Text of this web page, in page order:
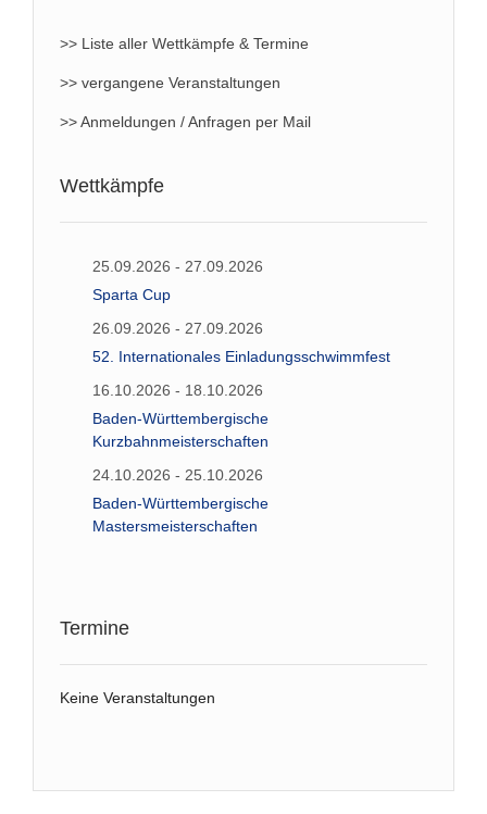
>> Liste aller Wettkämpfe & Termine
>> vergangene Veranstaltungen
>> Anmeldungen / Anfragen per Mail
Wettkämpfe
25.09.2026 - 27.09.2026
Sparta Cup
26.09.2026 - 27.09.2026
52. Internationales Einladungsschwimmfest
16.10.2026 - 18.10.2026
Baden-Württembergische
Kurzbahnmeisterschaften
24.10.2026 - 25.10.2026
Baden-Württembergische
Mastersmeisterschaften
Termine
Keine Veranstaltungen